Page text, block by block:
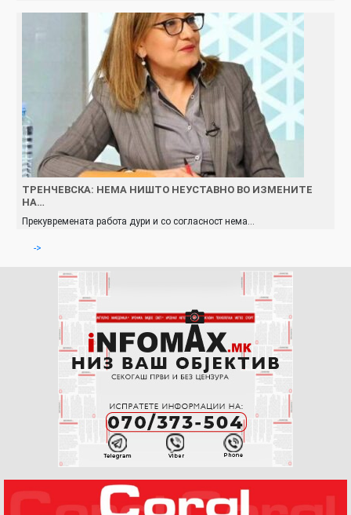
ТРЕНЧЕВСКА: НЕМА НИШТО НЕУСТАВНО ВО ИЗМЕНИТЕ
НА…
Прекувремената работа дури и со согласност нема…
->